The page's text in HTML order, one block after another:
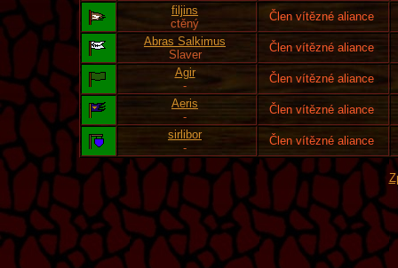
filjins
ctěný
Člen vítězné aliance
Abras Salkimus
Slaver
Člen vítězné aliance
Agir
-
Člen vítězné aliance
Aeris
-
Člen vítězné aliance
sirlibor
-
Člen vítězné aliance